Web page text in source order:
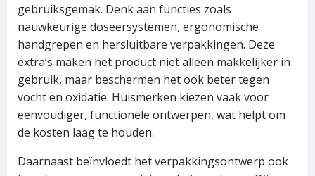
gebruiksgemak. Denk aan functies zoals
nauwkeurige doseersystemen, ergonomische
handgrepen en hersluitbare verpakkingen. Deze
extra’s maken het product niet alleen makkelijker in
gebruik, maar beschermen het ook beter tegen
vocht en oxidatie. Huismerken kiezen vaak voor
eenvoudiger, functionele ontwerpen, wat helpt om
de kosten laag te houden.
Daarnaast beïnvloedt het verpakkingsontwerp ook